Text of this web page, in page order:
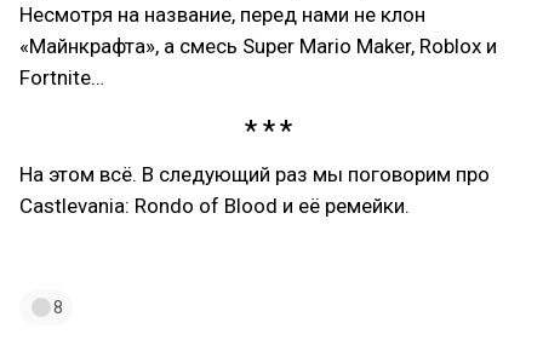
Несмотря на название, перед нами не клон
«Майнкрафта», а смесь Super Mario Maker, Roblox и
Fortnite…
На этом всё. В следующий раз мы поговорим про
Castlevania: Rondo of Blood и её ремейки.
8